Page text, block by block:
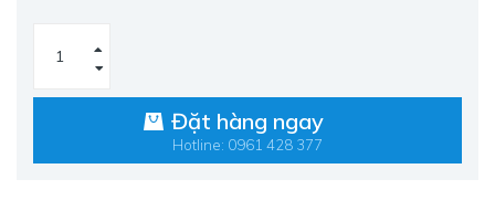
Đặt hàng ngay
Hotline: 0961 428 377